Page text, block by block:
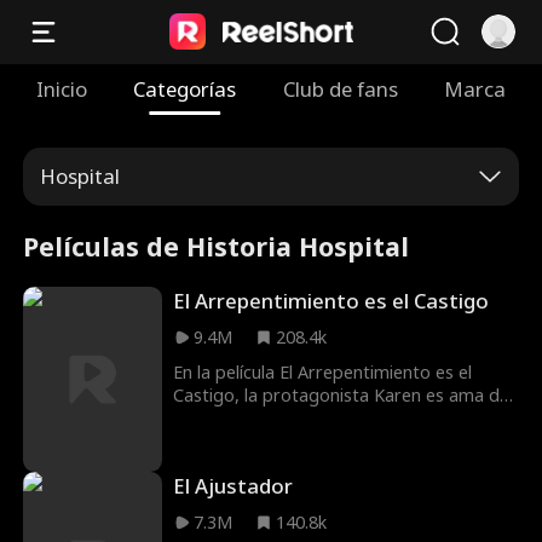
Inicio Categorías Club de fans Marca
Hospital
Películas de Historia Hospital
El Arrepentimiento es el Castigo
9.4M
208.4k
En la película El Arrepentimiento es el
Castigo, la protagonista Karen es ama de
y muere. La buena samaritana Merry va
con el camión de bomberos para llevar a
Anna al hospital, conducido por Bob, el
El Ajustador
7.3M
140.8k